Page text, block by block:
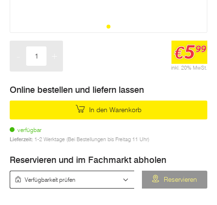
inkl. 20% MwSt.
€599
Online bestellen und liefern lassen
In den Warenkorb
verfügbar
Lieferzeit: 1-2 Werktage (Bei Bestellungen bis Freitag 11 Uhr)
Reservieren und im Fachmarkt abholen
Reservieren